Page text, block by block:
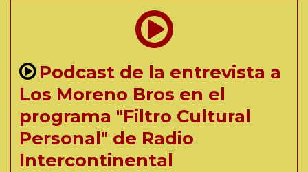
Podcast de la entrevista a
Los Moreno Bros en el
programa "Filtro Cultural
Personal" de Radio
Intercontinental